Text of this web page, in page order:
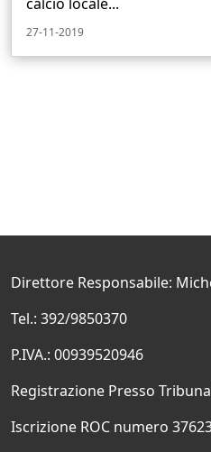
27-11-2019
Direttore Responsabile:
Tel.: 392/9850370
P.IVA.: 00939520946
Registrazione Presso
Iscrizione ROC numero